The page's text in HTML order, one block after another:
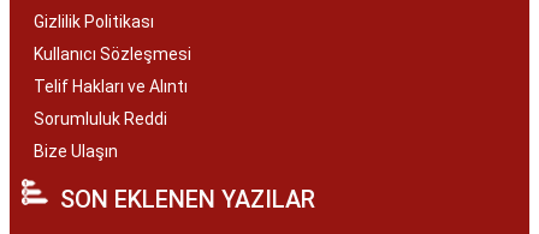
Gizlilik Politikası
Kullanıcı Sözleşmesi
Telif Hakları ve Alıntı
Sorumluluk Reddi
Bize Ulaşın
SON EKLENEN YAZILAR